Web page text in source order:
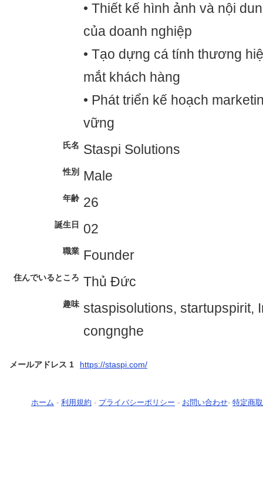
• Thiết kế hình ảnh và nội
của doanh nghiệp
• Tạo dựng cá tính thương
mắt khách hàng
• Phát triển kế hoạch
vững
氏名 Staspi Solutions
性別 Male
年齢 26
誕生日 02
職業 Founder
住んでいるところ Thủ Đức
趣味 staspisolutions, startupspirit,
congnghe
メールアドレス 1 https://staspi.com/
ホーム - 利用規約 - プライバシーポリシー - お問い合わせ- 特定商